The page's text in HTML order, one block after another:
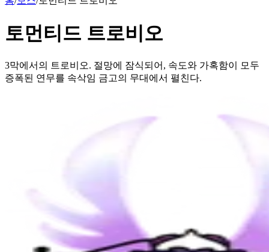
토먼티드 트로비오
3막에서의 트로비오. 절망에 잠식되어, 속도와 가혹함이 모두
증폭된 연무를 속삭임 금고의 무대에서 펼친다.